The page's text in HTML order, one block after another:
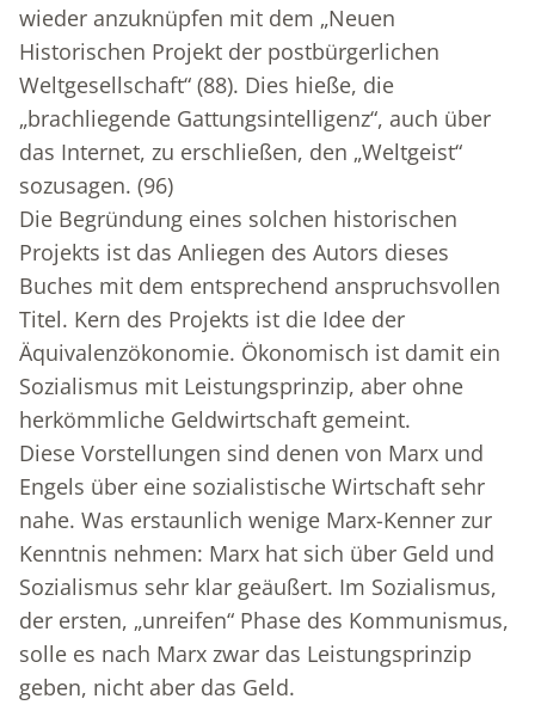
wieder anzuknüpfen mit dem „Neuen
Historischen Projekt der postbürgerlichen
Weltgesellschaft“ (88). Dies hieße, die
„brachliegende Gattungsintelligenz“, auch über
das Internet, zu erschließen, den „Weltgeist“
sozusagen. (96)
Die Begründung eines solchen historischen
Projekts ist das Anliegen des Autors dieses
Buches mit dem entsprechend anspruchsvollen
Titel. Kern des Projekts ist die Idee der
Äquivalenzökonomie. Ökonomisch ist damit ein
Sozialismus mit Leistungsprinzip, aber ohne
herkömmliche Geldwirtschaft gemeint.
Diese Vorstellungen sind denen von Marx und
Engels über eine sozialistische Wirtschaft sehr
nahe. Was erstaunlich wenige Marx-Kenner zur
Kenntnis nehmen: Marx hat sich über Geld und
Sozialismus sehr klar geäußert. Im Sozialismus,
der ersten, „unreifen“ Phase des Kommunismus,
solle es nach Marx zwar das Leistungsprinzip
geben, nicht aber das Geld.